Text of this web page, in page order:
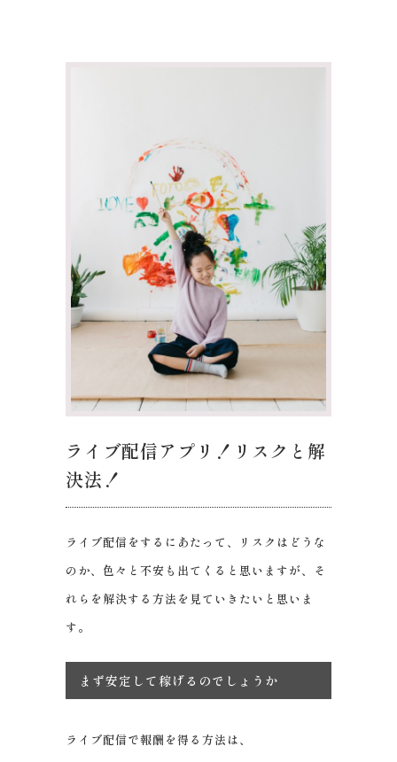
ライブ配信アプリ！リスクと解
決法！
ライブ配信をするにあたって、リスクはどうな
のか、色々と不安も出てくると思いますが、そ
れらを解決する方法を見ていきたいと思いま
す。
まず安定して稼げるのでしょうか
ライブ配信で報酬を得る方法は、